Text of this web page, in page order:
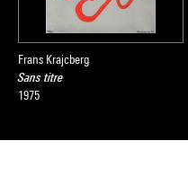
Frans Krajcberg
Sans titre
1975